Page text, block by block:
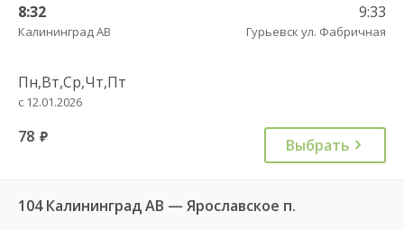
8:32
Калининград АВ
9:33
Гурьевск ул. Фабричная
Пн,Вт,Ср,Чт,Пт
с 12.01.2026
78 руб. Выбрать
104 Калининград АВ — Ярославское п.